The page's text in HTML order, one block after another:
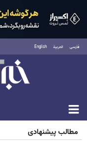
فارسی العربية English
جمعه ۱۶ مرداد ۱۴۰۵
مطالب پیشنهادی